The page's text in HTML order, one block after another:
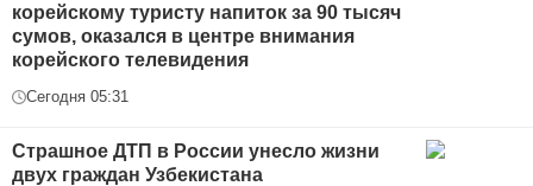
корейскому туристу напиток за 90 тысяч
сумов, оказался в центре внимания
корейского телевидения
Сегодня 05:31
Страшное ДТП в России унесло жизни
двух граждан Узбекистана